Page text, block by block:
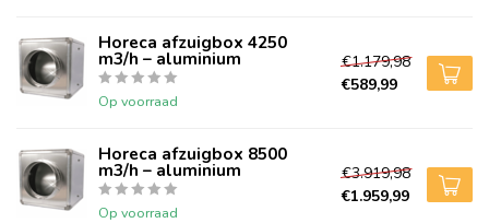
Horeca afzuigbox 4250
m3/h – aluminium
Op voorraad
€1.179,98
€589,99
Horeca afzuigbox 8500
m3/h – aluminium
Op voorraad
€3.919,98
€1.959,99